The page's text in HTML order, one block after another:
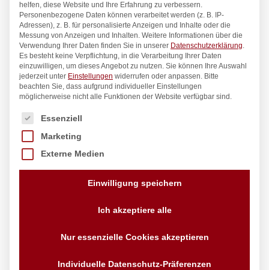
helfen, diese Website und Ihre Erfahrung zu verbessern.
Personenbezogene Daten können verarbeitet werden (z. B. IP-
Adressen), z. B. für personalisierte Anzeigen und Inhalte oder die
Messung von Anzeigen und Inhalten. Weitere Informationen über die
Verwendung Ihrer Daten finden Sie in unserer Datenschutzerklärung.
Es besteht keine Verpflichtung, in die Verarbeitung Ihrer Daten
einzuwilligen, um dieses Angebot zu nutzen. Sie können Ihre Auswahl
jederzeit unter Einstellungen widerrufen oder anpassen. Bitte
beachten Sie, dass aufgrund individueller Einstellungen
möglicherweise nicht alle Funktionen der Website verfügbar sind.
Es folgt eine Liste der Service-Gruppen, für die eine
Essenziell
Marketing
Externe Medien
Einwilligung speichern
Ich akzeptiere alle
Nur essenzielle Cookies akzeptieren
Individuelle Datenschutz-Präferenzen